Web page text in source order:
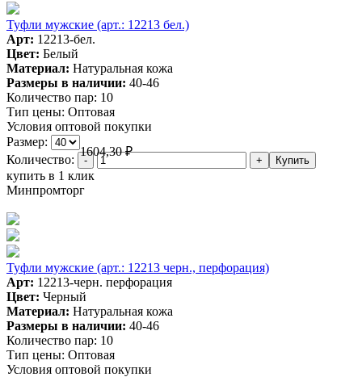
Туфли мужские (арт.: 12213 бел.)
Арт: 12213-бел.
Цвет: Белый
Материал: Натуральная кожа
Размеры в наличии: 40-46
Количество пар: 10
Тип цены: Оптовая
Условия оптовой покупки
Размер:
1604,30₽
Количество:
купить в 1 клик
Минпромторг
Туфли мужские (арт.: 12213 черн., перфорация)
Арт: 12213-черн. перфорация
Цвет: Черный
Материал: Натуральная кожа
Размеры в наличии: 40-46
Количество пар: 10
Тип цены: Оптовая
Условия оптовой покупки